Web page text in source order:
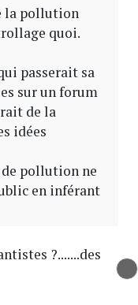
la pollution
quoi.
passerait sa
sur un forum
de la
idées
de pollution ne
en inférant
?.......des